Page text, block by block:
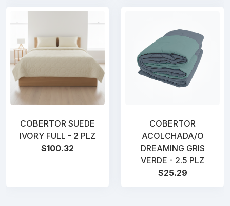
COBERTOR SUEDE
IVORY FULL - 2 PLZ
$100.32
COBERTOR
ACOLCHADA/O
DREAMING GRIS
VERDE - 2.5 PLZ
$25.29